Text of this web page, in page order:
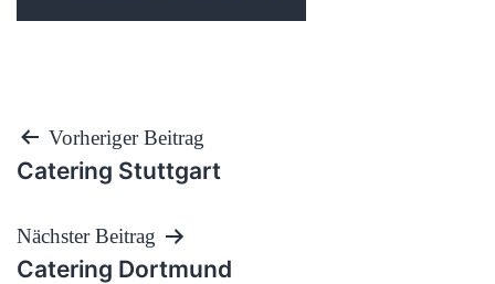
Beitragsnavigation
Vorheriger Beitrag
Catering Stuttgart
Nächster Beitrag
Catering Dortmund